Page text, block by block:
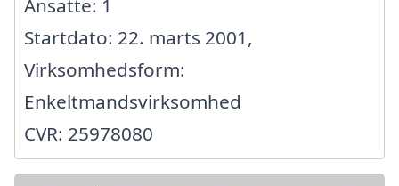
Ansatte: 1
Startdato: 22. marts 2001,
Virksomhedsform:
Enkeltmandsvirksomhed
CVR: 25978080